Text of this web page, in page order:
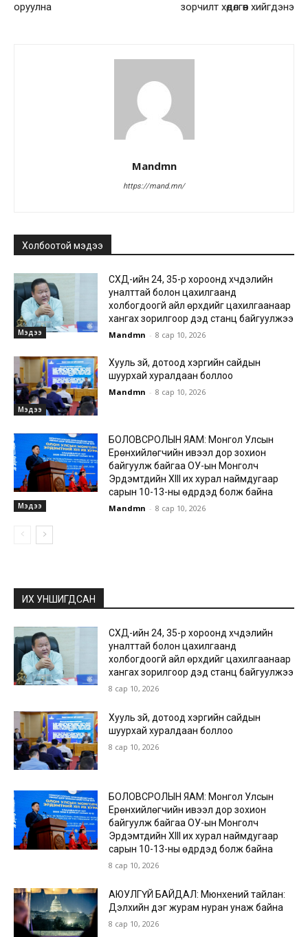
оруулна
зорчилт хөдөлгөөн хийгдэнэ
Mandmn
https://mand.mn/
Холбоотой мэдээ
Мэдээ
СХД-ийн 24, 35-р хороонд хүчдэлийн
уналттай болон цахилгаанд
холбогдоогүй айл өрхүүдийг цахилгаанаар
хангах зорилгоор дэд станц байгуулжээ
Mandmn - 8 сар 10, 2026
Мэдээ
Хууль зүй, дотоод хэргийн сайдын
шуурхай хуралдаан боллоо
Mandmn - 8 сар 10, 2026
Мэдээ
БОЛОВСРОЛЫН ЯАМ: Монгол Улсын
Ерөнхийлөгчийн ивээл дор зохион
байгуулж байгаа ОУ-ын Монголч
Эрдэмтдийн XIII их хурал наймдугаар
сарын 10-13-ны өдрүүдэд болж байна
Mandmn - 8 сар 10, 2026
ИХ УНШИГДСАН
СХД-ийн 24, 35-р хороонд хүчдэлийн
уналттай болон цахилгаанд
холбогдоогүй айл өрхүүдийг цахилгаанаар
хангах зорилгоор дэд станц байгуулжээ
8 сар 10, 2026
Хууль зүй, дотоод хэргийн сайдын
шуурхай хуралдаан боллоо
8 сар 10, 2026
БОЛОВСРОЛЫН ЯАМ: Монгол Улсын
Ерөнхийлөгчийн ивээл дор зохион
байгуулж байгаа ОУ-ын Монголч
Эрдэмтдийн XIII их хурал наймдугаар
сарын 10-13-ны өдрүүдэд болж байна
8 сар 10, 2026
АЮУЛГҮЙ БАЙДАЛ: Мюнхений тайлан:
Дэлхийн дэг журам нуран унаж байна
8 сар 10, 2026